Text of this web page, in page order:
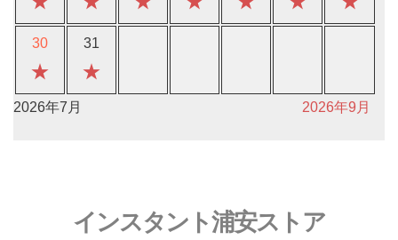
30
★
31
★
2026年7月 2026年9月
インスタント浦安ストア